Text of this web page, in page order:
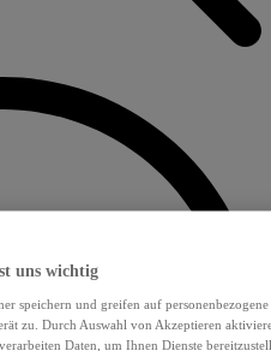
uns wichtig
speichern und greifen auf
zu. Durch Auswahl von Akzeptieren
Daten, um Ihnen Dienste